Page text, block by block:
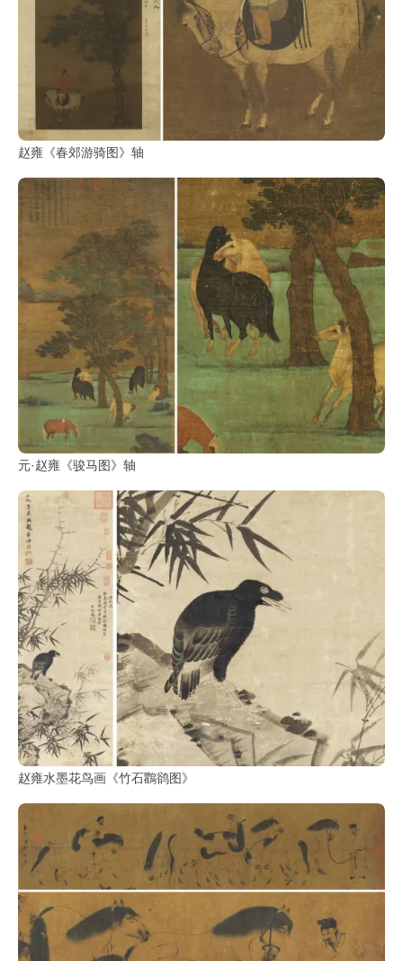
赵雍《春郊游骑图》轴
元·赵雍《骏马图》轴
赵雍水墨花鸟画《竹石鸜鹆图》